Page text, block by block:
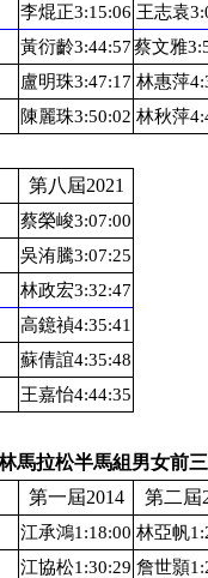
李焜正3:15:06 王志袁
黃衍齡3:44:57蔡文雅
盧明珠3:47:17 林惠萍
陳麗珠3:50:02 林秋萍
第八屆2021
蔡榮峻3:07:00
吳洧騰3:07:25
林政宏3:32:47
高鐿禎4:35:41
蘇倩誼4:35:48
王嘉怡4:44:35
馬拉松半馬組男女前
第一屆2014
第二屆
江承鴻1:18:00 林亞帆
江協松1:30:29 詹世顥